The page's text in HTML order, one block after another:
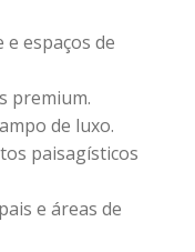
espaços de
premium.
de luxo.
paisagísticos
e áreas de